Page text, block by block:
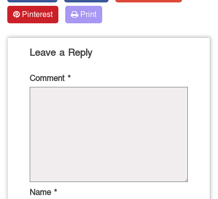
Pinterest
Print
Leave a Reply
Comment *
Name *